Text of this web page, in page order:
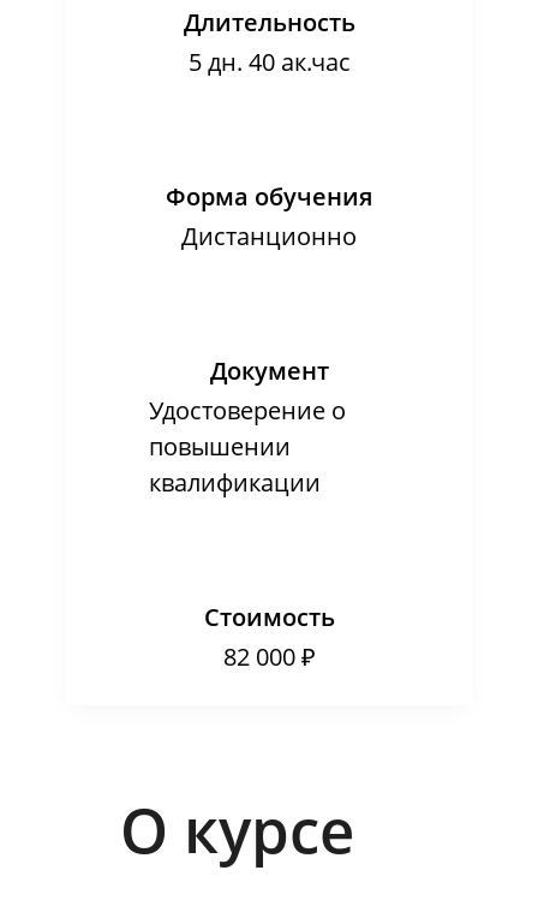
Длительность
5 дн. 40 ак.час
Форма обучения
Дистанционно
Документ
Удостоверение о
повышении
квалификации
Стоимость
82 000 ₽
О курсе